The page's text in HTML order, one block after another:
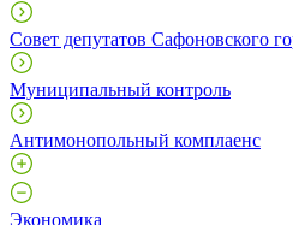
Совет депутатов Сафоновского
Муниципальный контроль
Антимонопольный комплаенс
Экономика